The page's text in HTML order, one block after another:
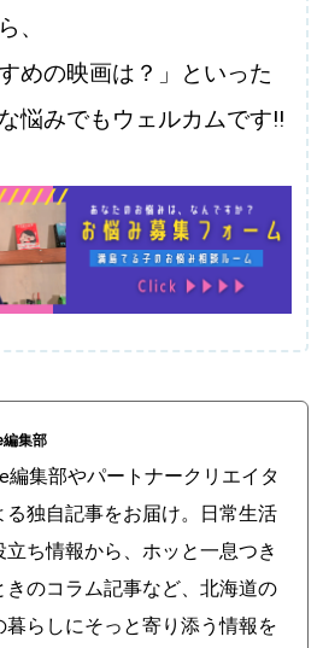
、
めの映画は？」といった
悩みでもウェルカムです!!
集部
編集部やパートナークリエイタ
る独自記事をお届け。日常生活
立ち情報から、ホッと一息つき
きのコラム記事など、北海道の
暮らしにそっと寄り添う情報を